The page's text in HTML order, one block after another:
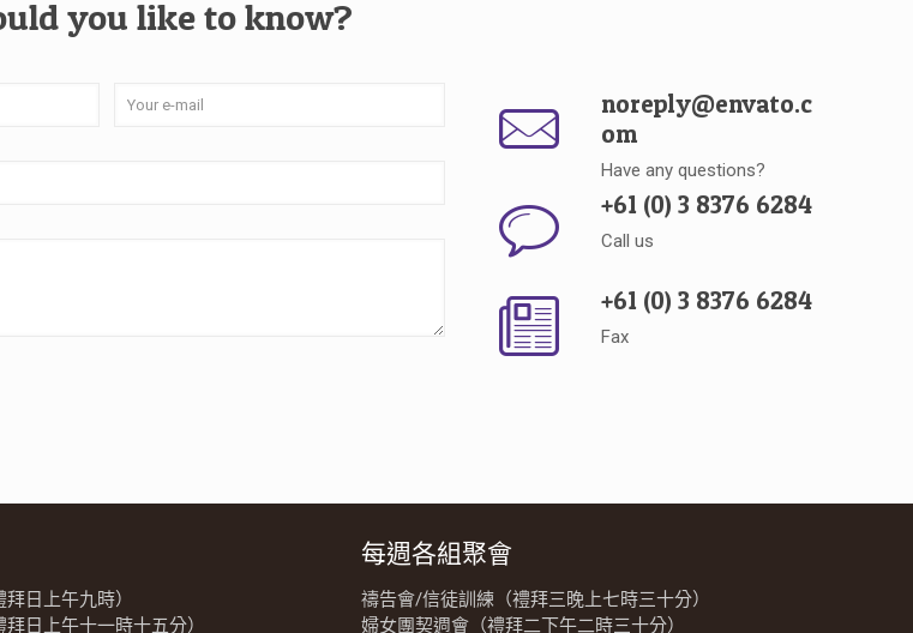
you like to know?
noreply@envato.c
om
Have any questions?
+61 (0) 3 8376 6284
Call us
+61 (0) 3 8376 6284
Fax
日上午九時）
日上午十一時十五分）
每週各組聚會
禱告會/信徒訓練（禮拜三晚上七時三十分）
婦女團契週會（禮拜二下午二時三十分）